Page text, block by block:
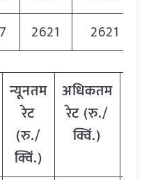
2621 2621
न्यूनतम
रेट
(रु./
क्विं.)
अधिकतम
रेट (रु./
क्विं.)